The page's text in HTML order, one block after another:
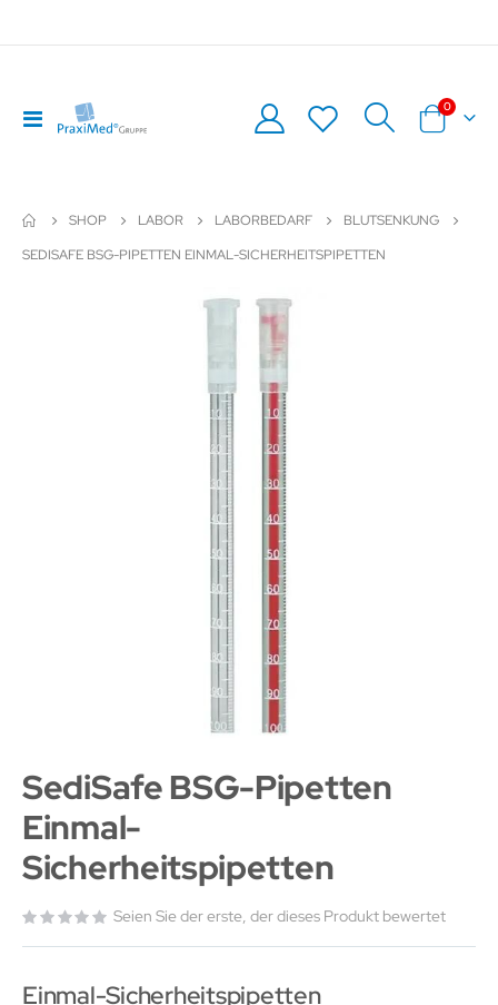
Navigation
umschalten
Warenkorb
0
SHOP LABOR LABORBEDARF
BLUTSENKUNG
SEDISAFE BSG-PIPETTEN EINMAL-SICHERHEITSPIPETTEN
SediSafe BSG-Pipetten
Einmal-
Sicherheitspipetten
Seien Sie der erste, der dieses Produkt bewertet
Einmal-Sicherheitspipetten